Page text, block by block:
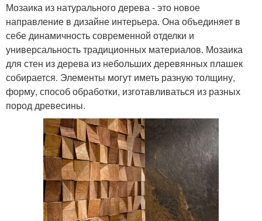
Мозаика из натурального дерева - это новое
направление в дизайне интерьера. Она объединяет в
себе динамичность современной отделки и
универсальность традиционных материалов. Мозаика
для стен из дерева из небольших деревянных плашек
собирается. Элементы могут иметь разную толщину,
форму, способ обработки, изготавливаться из разных
пород древесины.